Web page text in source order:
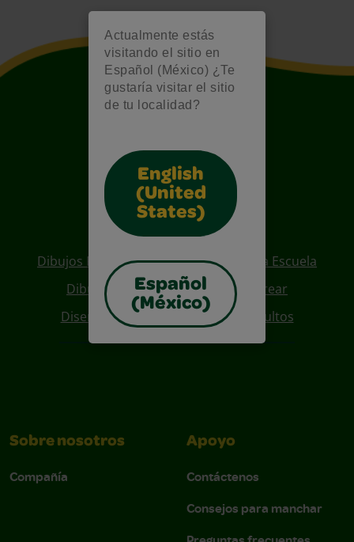
Actualmente estás
visitando el sitio en
Español (México) ¿Te
gustaría visitar el sitio
de tu localidad?
English
(United
States)
Español
(México)
Also of Interest
Dibujos Para Colorear De Regreso A La Escuela
Dibujos De Personajes Para Colorear
Diseños Para Coloreables Para Adultos
Sobre nosotros
Compañía
Apoyo
Contáctenos
Consejos para manchar